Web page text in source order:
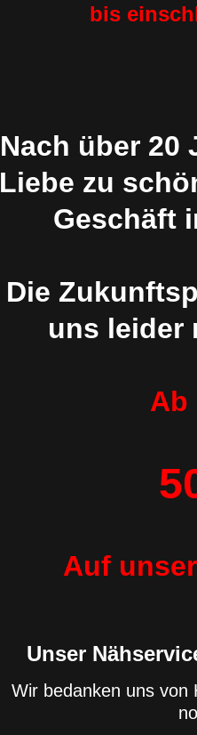
bis
Nach über 20
Liebe zu
Geschäft
Die
uns leider
Ab
Auf
Unser
Wir bedanken uns von